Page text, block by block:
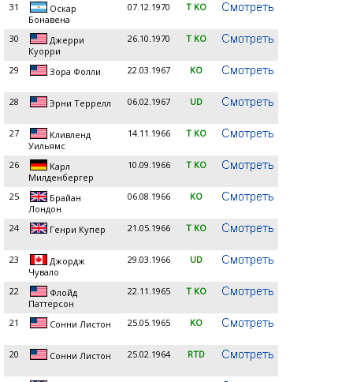
31
Оскар
Бонавена
07.12.1970 T KO
30
Джерри
Куорри
26.10.1970 T KO
29 Зора Фолли 22.03.1967 KO
28 Эрни Террелл 06.02.1967 UD
27
Кливленд
Уильямс
14.11.1966 T KO
26
Карл
Милденбергер
10.09.1966 T KO
25
Брайан
Лондон
06.08.1966 KO
24 Генри Купер 21.05.1966 T KO
23
Джордж
Чувало
29.03.1966 UD
22
Флойд
Паттерсон
22.11.1965 T KO
21 Сонни Листон 25.05.1965 KO
20 Сонни Листон 25.02.1964 RTD